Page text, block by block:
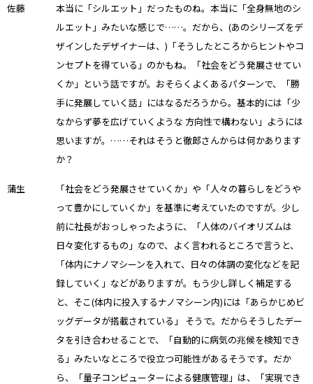
佐藤
本当に「シルエット」だったものね。本当に「全身無地のシ
ルエット」みたいな感じで……。だから、(あのシリーズをデ
ザインしたデザイナーは、)「そうしたところからヒントやコ
ンセプトを得ている」のかもね。「社会をどう発展させてい
くか」という話ですが。おそらくよくあるパターンで、「勝
手に発展していく話」にはなるだろうから。基本的には「少
なからず夢を広げていくような 方向性で構わない」ようには
思いますが。……それはそうと徹郎さんからは何かあります
か？
蒲生
「社会をどう発展させていくか」や「人々の暮らしをどうや
って豊かにしていくか」を基準に考えていたのですが。少し
前に社長がおっしゃったように、「人体のバイオリズムは
日々変化するもの」なので、よく言われるところで言うと、
「体内にナノマシーンを入れて、日々の体調の変化などを記
録していく」などがありますが。もう少し詳しく補足する
と、そこ(体内に投入するナノマシーン内)には「あらかじめビ
ッグデータが搭載されている」 そうで。だからそうしたデー
タを引き合わせることで、「自動的に病気の兆候を検知でき
る」みたいなところで役立つ可能性があるそうです。だか
ら、「量子コンピューターによる健康管理」は、「実現でき